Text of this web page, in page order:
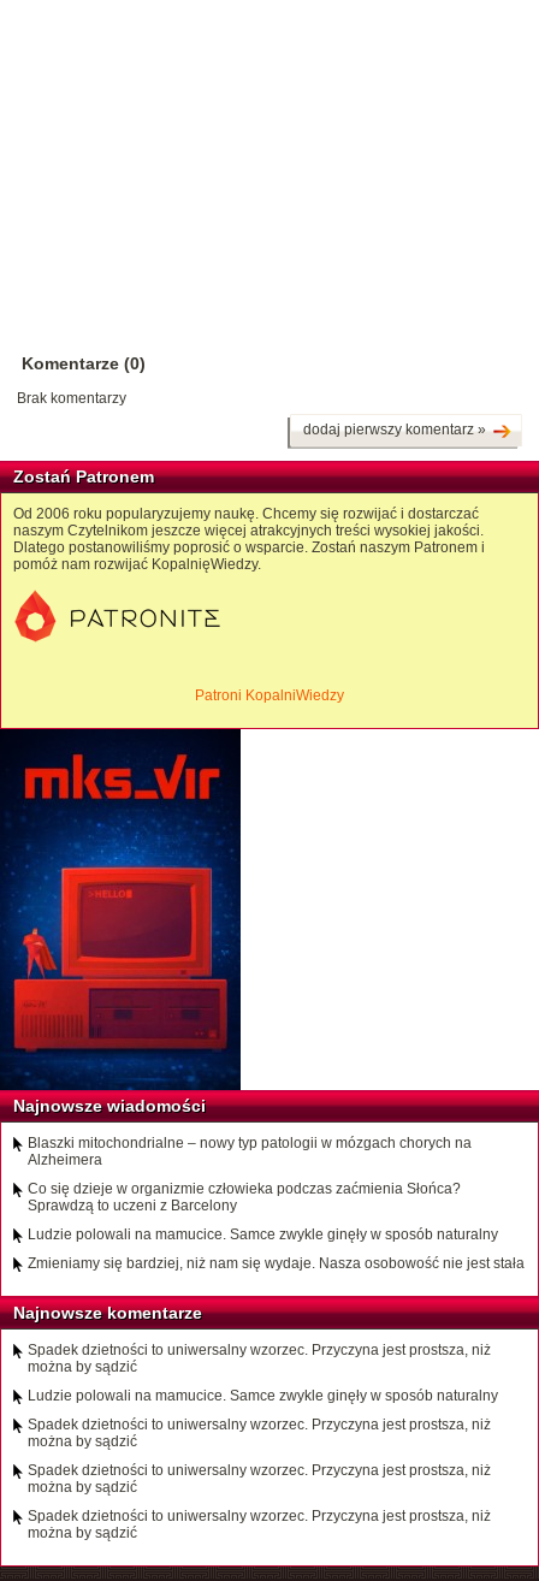
Komentarze (0)
Brak komentarzy
dodaj pierwszy komentarz »
Zostań Patronem
Od 2006 roku popularyzujemy naukę. Chcemy się rozwijać i dostarczać
naszym Czytelnikom jeszcze więcej atrakcyjnych treści wysokiej jakości.
Dlatego postanowiliśmy poprosić o wsparcie. Zostań naszym Patronem i
pomóż nam rozwijać KopalnięWiedzy.
Patroni KopalniWiedzy
Najnowsze wiadomości
Blaszki mitochondrialne – nowy typ patologii w mózgach chorych na
Alzheimera
Co się dzieje w organizmie człowieka podczas zaćmienia Słońca?
Sprawdzą to uczeni z Barcelony
Ludzie polowali na mamucice. Samce zwykle ginęły w sposób naturalny
Zmieniamy się bardziej, niż nam się wydaje. Nasza osobowość nie jest stała
Najnowsze komentarze
Spadek dzietności to uniwersalny wzorzec. Przyczyna jest prostsza, niż
można by sądzić
Ludzie polowali na mamucice. Samce zwykle ginęły w sposób naturalny
Spadek dzietności to uniwersalny wzorzec. Przyczyna jest prostsza, niż
można by sądzić
Spadek dzietności to uniwersalny wzorzec. Przyczyna jest prostsza, niż
można by sądzić
Spadek dzietności to uniwersalny wzorzec. Przyczyna jest prostsza, niż
można by sądzić